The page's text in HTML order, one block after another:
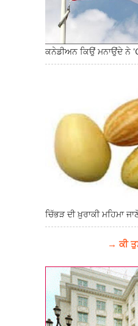
ਕਨੇਡੀਅਨ ਕਿਉਂ ਮਨਾਉਂਦੇ ਨੇ
ਚਿੱਭੜ ਦੀ ਖ਼ੁਰਾਕੀ ਮਹਿਮਾ
→ ਕੀ